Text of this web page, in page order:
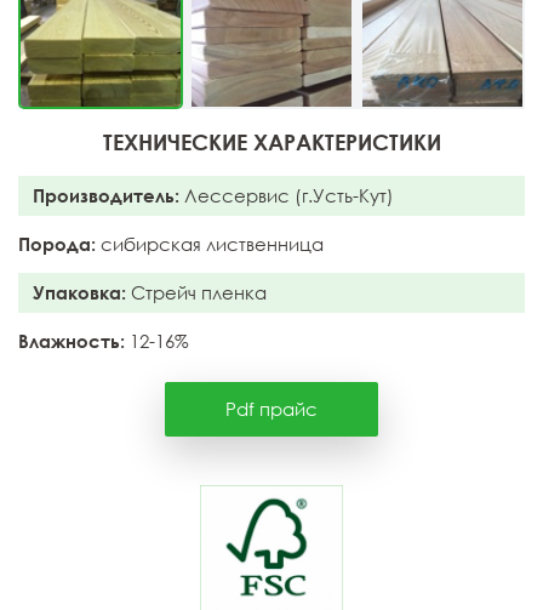
ТЕХНИЧЕСКИЕ ХАРАКТЕРИСТИКИ
Производитель: Лессервис (г.Усть-Кут)
Порода: сибирская лиственница
Упаковка: Стрейч пленка
Влажность: 12-16%
Pdf прайс